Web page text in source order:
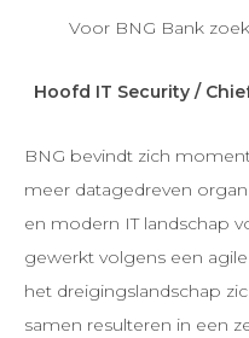
Voor BNG Bank
Hoofd IT Security /
BNG bevindt zich
meer datagedreven
en modern IT landschap
gewerkt volgens een
het dreigingslandschap
samen resulteren in een